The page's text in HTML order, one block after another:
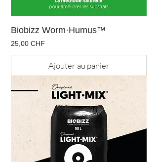
Biobizz Worm·Humus™
Prix
25,00 CHF
Ajouter au panier